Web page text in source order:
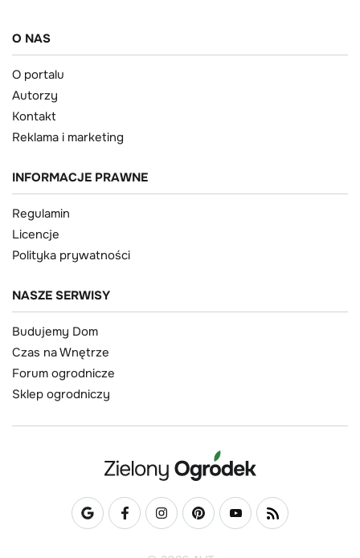
O NAS
O portalu
Autorzy
Kontakt
Reklama i marketing
INFORMACJE PRAWNE
Regulamin
Licencje
Polityka prywatności
NASZE SERWISY
Budujemy Dom
Czas na Wnętrze
Forum ogrodnicze
Sklep ogrodniczy